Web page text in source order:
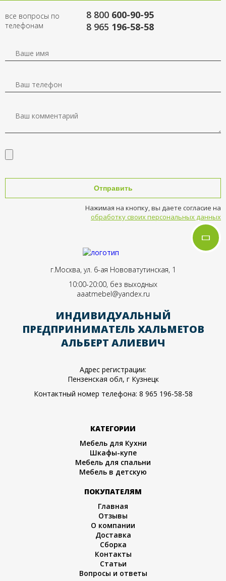
все вопросы по
телефонам
8 800 600-90-95
8 965 196-58-58
Отправить
Нажимая на кнопку, вы даете согласие на
обработку своих персональных данных
г.Москва, ул. 6-ая Нововатутинская, 1
10:00-20:00, без выходных
aaatmebel@yandex.ru
ИНДИВИДУАЛЬНЫЙ
ПРЕДПРИНИМАТЕЛЬ ХАЛЬМЕТОВ
АЛЬБЕРТ АЛИЕВИЧ
Адрес регистрации:
Пензенская обл, г Кузнецк
Контактный номер телефона: 8 965 196-58-58
КАТЕГОРИИ
Мебель для Кухни
Шкафы-купе
Мебель для спальни
Мебель в детскую
ПОКУПАТЕЛЯМ
Главная
Отзывы
О компании
Доставка
Сборка
Контакты
Статьи
Вопросы и ответы